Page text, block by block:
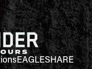
EAGLESHARE